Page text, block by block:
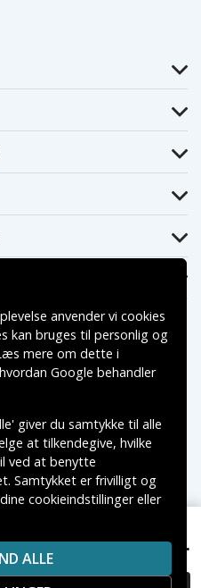
189 kr.
Nordic AB
WEB TILHØRER DE
EJER.
anvender vi cookies
kan bruges til personlig og
mere om dette i
Google behandler
giver du samtykke til alle
at tilkendegive, hvilke
ved at benytte
Samtykket er frivilligt og
cookieindstillinger eller
ALLE